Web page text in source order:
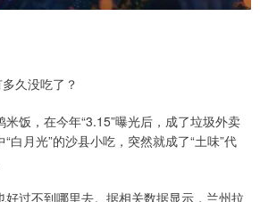
久没吃了？
饭，在今年“3.15”曝光后，成了垃圾外卖
白月光”的沙县小吃，突然就成了“土味”代
过不到哪里去。据相关数据显示，兰州拉